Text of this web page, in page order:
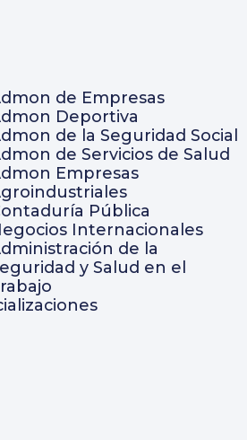
de Empresas
Deportiva
de la Seguridad Social
de Servicios de Salud
Empresas
Pública
Internacionales
de la
y Salud en el